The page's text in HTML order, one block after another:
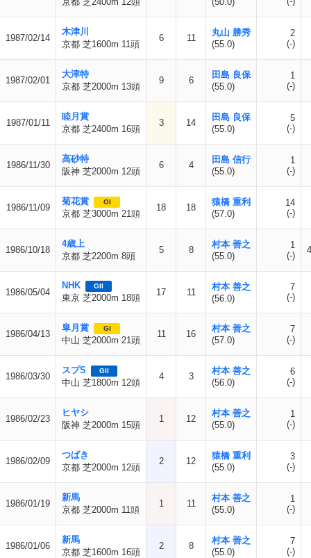
1987/02/14
木津川
京都 芝1600m 11頭
6 11
丸山 勝秀
(55.0)
2
(-)
1987/02/01
大津特
京都 芝2000m 13頭
9 6
田島 良保
(55.0)
1
(-)
1987/01/11
睦月賞
京都 芝2400m 16頭
3 14
田島 良保
(55.0)
5
(-)
1986/11/30
高砂特
阪神 芝2000m 12頭
6 4
田島 信行
(55.0)
1
(-)
1986/11/09
菊花賞 GI
京都 芝3000m 21頭
18 18
猿橋 重利
(57.0)
14
(-)
1986/10/18
4歳上
京都 芝2200m 8頭
5 8
村本 善之
(55.0)
1
(-)
1986/05/04
NHK GII
東京 芝2000m 18頭
17 11
村本 善之
(56.0)
7
(-)
1986/04/13
皐月賞 GI
中山 芝2000m 21頭
11 16
村本 善之
(57.0)
7
(-)
1986/03/30
スプS GII
中山 芝1800m 12頭
4 3
村本 善之
(56.0)
6
(-)
1986/02/23
ヒヤシ
阪神 芝2000m 15頭
1 12
村本 善之
(55.0)
1
(-)
1986/02/09
つばき
京都 芝2000m 12頭
2 12
猿橋 重利
(55.0)
3
(-)
1986/01/19
新馬
京都 芝2000m 11頭
1 11
村本 善之
(55.0)
1
(-)
1986/01/06
新馬
京都 芝1600m 16頭
2 8
村本 善之
(55.0)
7
(-)